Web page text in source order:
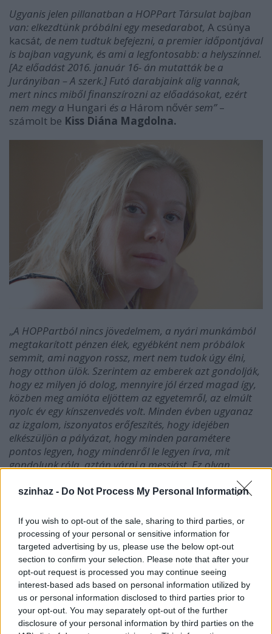
szinhaz - Do Not Process My Personal Information
If you wish to opt-out of the sale, sharing to third parties, or
processing of your personal or sensitive information for
targeted advertising by us, please use the below opt-out
section to confirm your selection. Please note that after your
opt-out request is processed you may continue seeing
interest-based ads based on personal information utilized by
us or personal information disclosed to third parties prior to
your opt-out. You may separately opt-out of the further
disclosure of your personal information by third parties on the
Ugyanis jelen pillanatban a HOPPart Társulat bajban
van: elkezdtünk próbálni egy mesedarabot, A csúnya
kacsát, de nem tudtuk befejezni, a premier időpontjával
is bajban vagyunk, és ami a legfontosabb: a helyszínnel.
[Az előadást 2016. január 16- án mutatták be a
Jurányiban – A szerk.] Futó darabjaink alig vannak,
mert nincs miből finanszírozni az előadásokat, ezért
nem megy a Hungari és a Három nővérsem”–
számolt be Kiss Diána Magdolna.
„A HOPPartból nincs jövedelmem, a nyári munkámból
megtakarított pénzen élek, egyébként nem próbálok
semmit, ami nagyon rossz, mert nem tudok úgy élni,
hogy otthon ülök. Szerintem az emberek azt gondolják,
hogy ez milyen jó dolog, mennyire jól érzed magad így,
közben meg amióta eljöttem az egyetemről, az elmúlt
nyolc év egy kínszenvedés volt. Minden évben ugyanaz
az izgalom, iszonyatos erőfeszítés, hogy idejében
elkészüljön a pályázat, hogy minden paramétere
pontos legyen, hogy mindenről le legyen írva, mit
gondolunk róla, aztán várni a messiást. Ez olyan
idegőrlő, hogy néha már azon gondolkozom, hagyom
az egészet, és elmegyek ruhát hajtogatni. A független
államra vár a társulat, és nem csak a miénk. Most
például nem tudtunk hozzájutni a támogatásunkhoz
egy közhasznúsági probléma miatt, visszatartják a
döntést” – tette hozzá a színésznő.
31 éves lettem szeptemberben, és úgy érzem, hogy
vagyok olyan kvalitású művész ezen a mai palettán,
főleg a fiatalok között, hogy igenis lehetne helyem egy
kőszínházban. Igenis szeretném kipróbálni, hogy milyen